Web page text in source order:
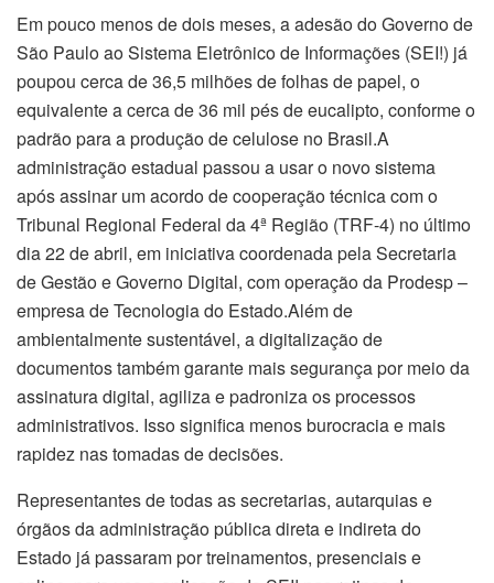
Em pouco menos de dois meses, a adesão do Governo de
São Paulo ao Sistema Eletrônico de Informações (SEI!) já
poupou cerca de 36,5 milhões de folhas de papel, o
equivalente a cerca de 36 mil pés de eucalipto, conforme o
padrão para a produção de celulose no Brasil.A
administração estadual passou a usar o novo sistema
após assinar um acordo de cooperação técnica com o
Tribunal Regional Federal da 4ª Região (TRF-4) no último
dia 22 de abril, em iniciativa coordenada pela Secretaria
de Gestão e Governo Digital, com operação da Prodesp –
empresa de Tecnologia do Estado.Além de
ambientalmente sustentável, a digitalização de
documentos também garante mais segurança por meio da
assinatura digital, agiliza e padroniza os processos
administrativos. Isso significa menos burocracia e mais
rapidez nas tomadas de decisões.
Representantes de todas as secretarias, autarquias e
órgãos da administração pública direta e indireta do
Estado já passaram por treinamentos, presenciais e